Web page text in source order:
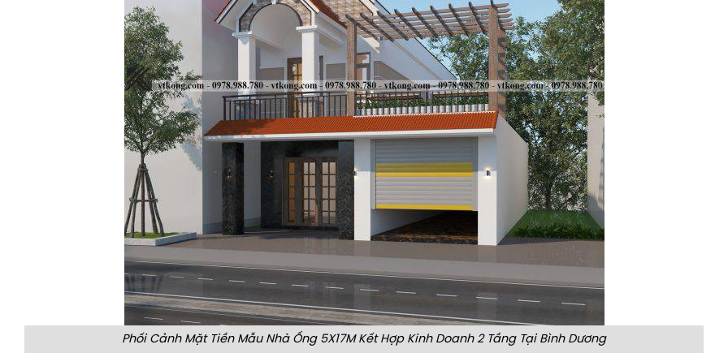
Phối Cảnh Mặt Tiền Mẫu Nhà Ống 5X17M Kết Hợp Kinh Doanh 2 Tầng Tại Bình Dương